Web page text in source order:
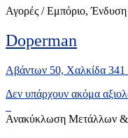
Αγορές / Εμπόριο,
Doperman
Αβάντων 50, Χαλκίδα 341
Δεν υπάρχουν ακόμα
Ανακύκλωση Μετάλλων &